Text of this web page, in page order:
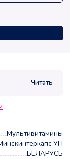
Читать
Мультивитамины
УП
БЕЛАРУСЬ